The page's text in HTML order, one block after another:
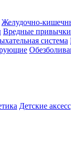
Желудочно-
Вредные привычки
система
Детские